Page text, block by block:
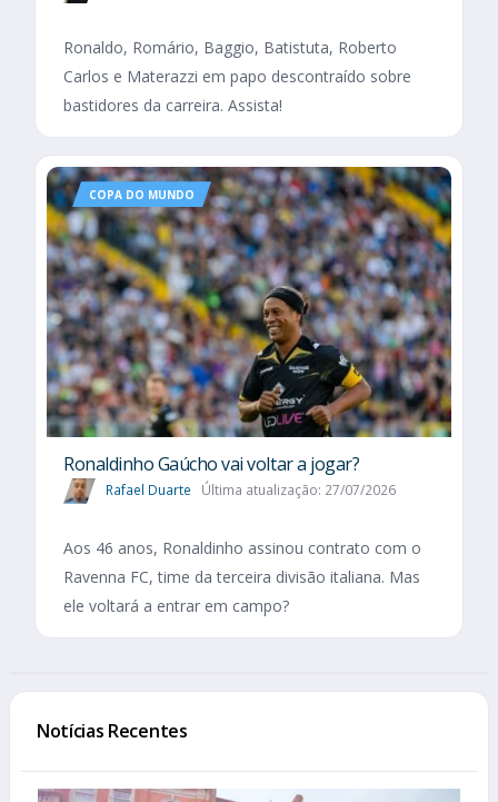
Ronaldo, Romário, Baggio, Batistuta, Roberto
Carlos e Materazzi em papo descontraído sobre
bastidores da carreira. Assista!
COPA DO MUNDO
Ronaldinho Gaúcho vai voltar a jogar?
Rafael Duarte Última atualização: 27/07/2026
Aos 46 anos, Ronaldinho assinou contrato com o
Ravenna FC, time da terceira divisão italiana. Mas
ele voltará a entrar em campo?
Notícias Recentes